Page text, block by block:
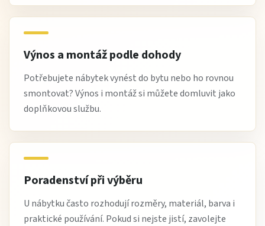
Výnos a montáž podle dohody
Potřebujete nábytek vynést do bytu nebo ho rovnou
smontovat? Výnos i montáž si můžete domluvit jako
doplňkovou službu.
Poradenství při výběru
U nábytku často rozhodují rozměry, materiál, barva i
praktické používání. Pokud si nejste jistí, zavolejte